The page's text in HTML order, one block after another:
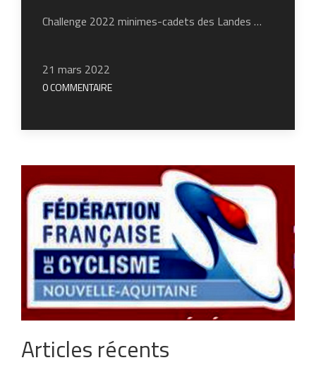
Challenge 2022 minimes-cadets des Landes …
21 mars 2022
0 COMMENTAIRE
Articles récents